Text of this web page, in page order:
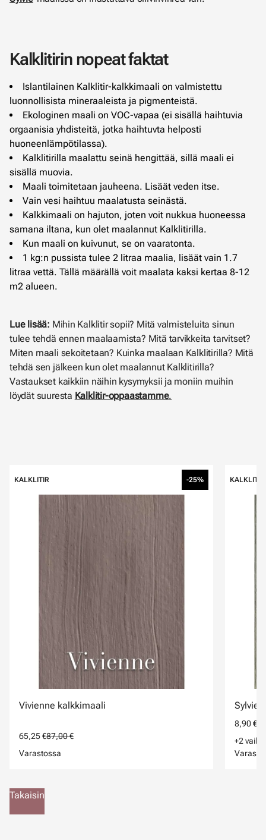
Kalklitirin nopeat faktat
Islantilainen Kalklitir-kalkkimaali on valmistettu
luonnollisista mineraaleista ja pigmenteistä.
Ekologinen maali on VOC-vapaa (ei sisällä haihtuvia
orgaanisia yhdisteitä, jotka haihtuvta helposti
huoneenlämpötilassa).
Kalklitirilla maalattu seinä hengittää, sillä maali ei
sisällä muovia.
Maali toimitetaan jauheena. Lisäät veden itse.
Vain vesi haihtuu maalatusta seinästä.
Kalkkimaali on hajuton, joten voit nukkua huoneessa
samana iltana, kun olet maalannut Kalklitirilla.
Kun maali on kuivunut, se on vaaratonta.
1 kg:n pussista tulee 2 litraa maalia, lisäät vain 1.7
litraa vettä. Tällä määrällä voit maalata kaksi kertaa 8-12
m2 alueen.
Lue lisää: Mihin Kalklitir sopii? Mitä valmisteluita sinun
tulee tehdä ennen maalaamista? Mitä tarvikkeita tarvitset?
Miten maali sekoitetaan? Kuinka maalaan Kalklitirilla? Mitä
tehdä sen jälkeen kun olet maalannut Kalklitirilla?
Vastaukset kaikkiin näihin kysymyksii ja moniin muihin
löydät suuresta Kalklitir-oppaastamme.
KALKLITIR -25%
Vivienne kalkkimaali
65,25 €87,00 €
Varastossa
KALKLITIR
Sylvie
8,90 €
+2
Takaisin